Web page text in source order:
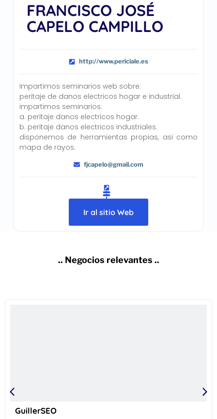
FRANCISCO JOSÉ
CAPELO CAMPILLO
http://www.periciale.es
Impartimos seminarios web sobre:
peritaje de danos electricos hogar e industrial.
impartimos seminarios:
a. peritaje danos electricos hogar.
b. peritaje danos electricos industriales.
disponemos de herramientas propias, asi como
mapa de rayos.
fjcapelo@gmail.com
Ir al sitio Web
.. Negocios relevantes ..
GuillerSEO